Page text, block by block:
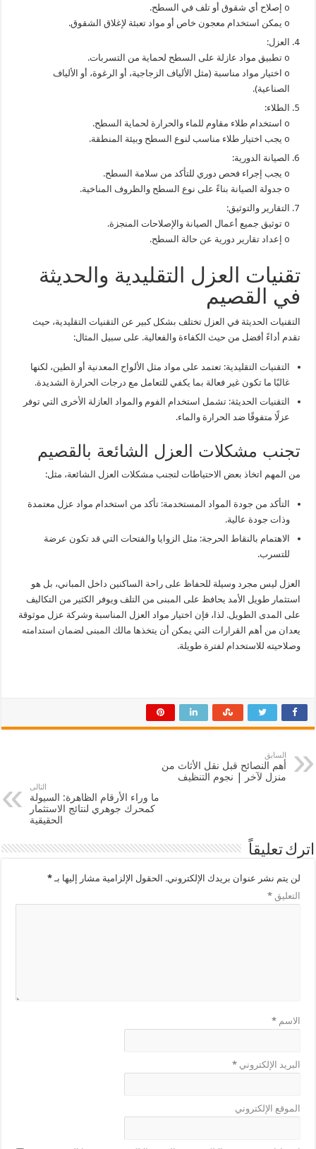
o إصلاح أي شقوق أو تلف في السطح.
o يمكن استخدام معجون خاص أو مواد تعبئة لإغلاق الشقوق.
العزل:
o تطبيق مواد عازلة على السطح لحماية من التسربات.
o اختيار مواد مناسبة (مثل الألياف الزجاجية، أو الرغوة، أو الألياف
الصناعية).
الطلاء:
o استخدام طلاء مقاوم للماء والحرارة لحماية السطح.
o يجب اختيار طلاء مناسب لنوع السطح وبيئة المنطقة.
الصيانة الدورية:
o يجب إجراء فحص دوري للتأكد من سلامة السطح.
o جدولة الصيانة بناءً على نوع السطح والظروف المناخية.
التقارير والتوثيق:
o توثيق جميع أعمال الصيانة والإصلاحات المنجزة.
o إعداد تقارير دورية عن حالة السطح.
تقنيات العزل التقليدية والحديثة
في القصيم
التقنيات الحديثة في العزل تختلف بشكل كبير عن التقنيات التقليدية، حيث
تقدم أداءً أفضل من حيث الكفاءة والفعالية. على سبيل المثال:
التقنيات التقليدية: تعتمد على مواد مثل الألواح المعدنية أو الطين، لكنها
غالبًا ما تكون غير فعالة بما يكفي للتعامل مع درجات الحرارة الشديدة.
التقنيات الحديثة: تشمل استخدام الفوم والمواد العازلة الأخرى التي توفر
عزلًا متفوقًا ضد الحرارة والماء.
تجنب مشكلات العزل الشائعة بالقصيم
من المهم اتخاذ بعض الاحتياطات لتجنب مشكلات العزل الشائعة، مثل:
التأكد من جودة المواد المستخدمة: تأكد من استخدام مواد عزل معتمدة
وذات جودة عالية.
الاهتمام بالنقاط الحرجة: مثل الزوايا والفتحات التي قد تكون عرضة
للتسرب.
العزل ليس مجرد وسيلة للحفاظ على راحة الساكنين داخل المباني، بل هو
استثمار طويل الأمد يحافظ على المبنى من التلف ويوفر الكثير من التكاليف
على المدى الطويل. لذا، فإن اختيار مواد العزل المناسبة وشركة عزل موثوقة
يعدان من أهم القرارات التي يمكن أن يتخذها مالك المبنى لضمان استدامته
وصلاحيته للاستخدام لفترة طويلة.
السابق
أهم النصائح قبل نقل الأثاث من
منزل لآخر | نجوم التنظيف
التالى
ما وراء الأرقام الظاهرة: السيولة
كمحرك جوهري لنتائج الاستثمار
الحقيقية
اترك تعليقاً
لن يتم نشر عنوان بريدك الإلكتروني. الحقول الإلزامية مشار إليها بـ*
التعليق*
الاسم*
البريد الإلكتروني*
الموقع الإلكتروني